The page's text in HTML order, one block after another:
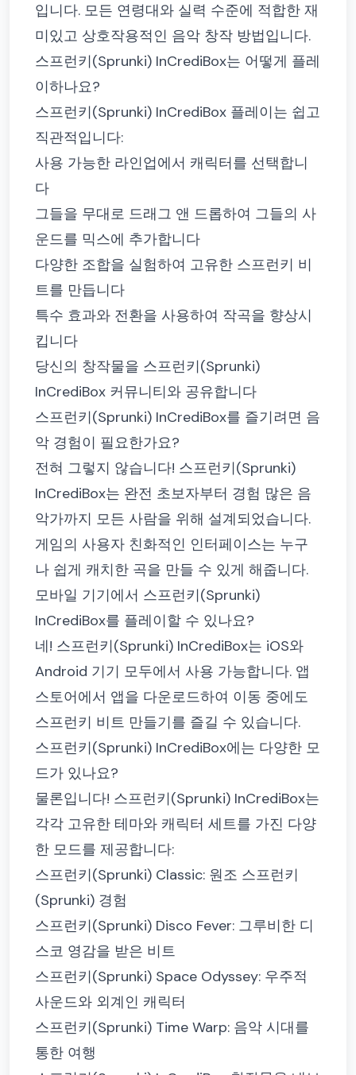
입니다. 모든 연령대와 실력 수준에 적합한 재
미있고 상호작용적인 음악 창작 방법입니다.
스프런키(Sprunki) InCrediBox는 어떻게 플레
이하나요?
스프런키(Sprunki) InCrediBox 플레이는 쉽고
직관적입니다:
사용 가능한 라인업에서 캐릭터를 선택합니
다
그들을 무대로 드래그 앤 드롭하여 그들의 사
운드를 믹스에 추가합니다
다양한 조합을 실험하여 고유한 스프런키 비
트를 만듭니다
특수 효과와 전환을 사용하여 작곡을 향상시
킵니다
당신의 창작물을 스프런키(Sprunki)
InCrediBox 커뮤니티와 공유합니다
스프런키(Sprunki) InCrediBox를 즐기려면 음
악 경험이 필요한가요?
전혀 그렇지 않습니다! 스프런키(Sprunki)
InCrediBox는 완전 초보자부터 경험 많은 음
악가까지 모든 사람을 위해 설계되었습니다.
게임의 사용자 친화적인 인터페이스는 누구
나 쉽게 캐치한 곡을 만들 수 있게 해줍니다.
모바일 기기에서 스프런키(Sprunki)
InCrediBox를 플레이할 수 있나요?
네! 스프런키(Sprunki) InCrediBox는 iOS와
Android 기기 모두에서 사용 가능합니다. 앱
스토어에서 앱을 다운로드하여 이동 중에도
스프런키 비트 만들기를 즐길 수 있습니다.
스프런키(Sprunki) InCrediBox에는 다양한 모
드가 있나요?
물론입니다! 스프런키(Sprunki) InCrediBox는
각각 고유한 테마와 캐릭터 세트를 가진 다양
한 모드를 제공합니다:
스프런키(Sprunki) Classic: 원조 스프런키
(Sprunki) 경험
스프런키(Sprunki) Disco Fever: 그루비한 디
스코 영감을 받은 비트
스프런키(Sprunki) Space Odyssey: 우주적
사운드와 외계인 캐릭터
스프런키(Sprunki) Time Warp: 음악 시대를
통한 여행